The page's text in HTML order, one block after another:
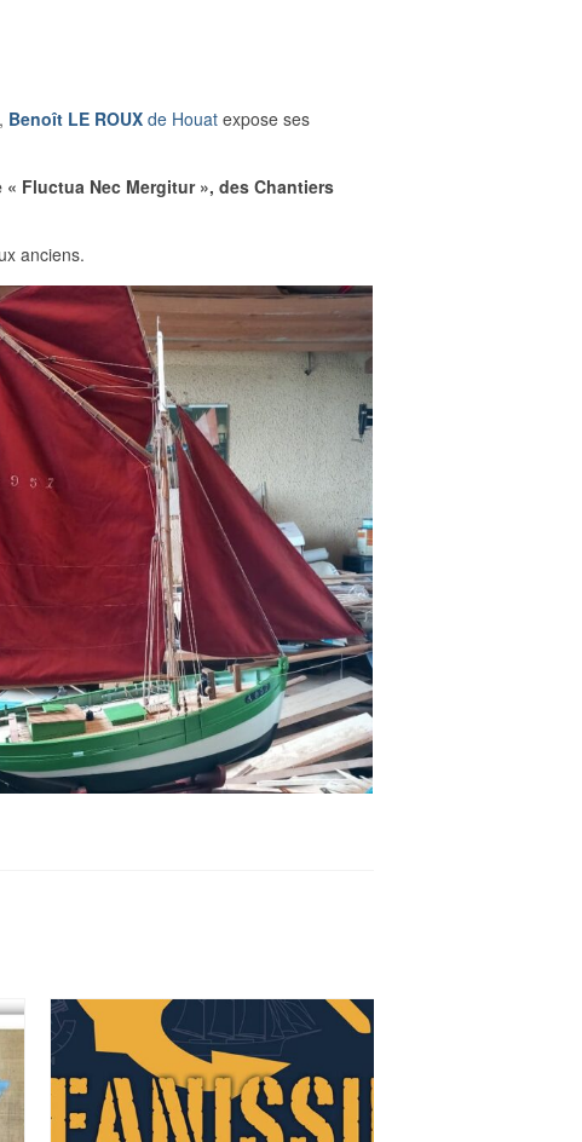
Benoît LE ROUX de Houat expose ses
Fluctua Nec Mergitur », des Chantiers
anciens.